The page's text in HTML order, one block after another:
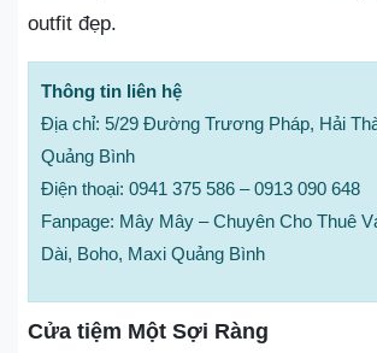
outfit đẹp.
Thông tin liên hệ
Địa chỉ: 5/29 Đường Trương Pháp, Hải
Quảng Bình
Điện thoại: 0941 375 586 – 0913 090 648
Fanpage: Mây Mây – Chuyên Cho Thuê
Dài, Boho, Maxi Quảng Bình
Cửa tiệm Một Sợi Ràng